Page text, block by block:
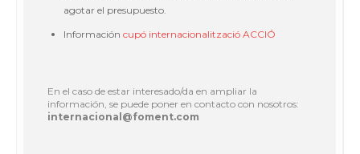
agotar el presupuesto.
Información cupó internacionalització ACCIÓ
En el caso de estar interesado/da en ampliar la
información, se puede poner en contacto con nosotros:
internacional@foment.com